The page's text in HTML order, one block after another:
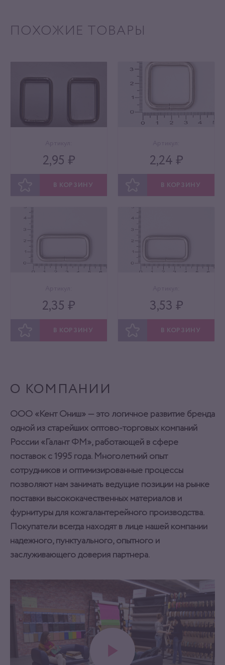
ПОХОЖИЕ ТОВАРЫ
2,95 ₽
В КОРЗИНУ
2,24 ₽
В КОРЗИНУ
2,35 ₽
В КОРЗИНУ
3,53 ₽
В КОРЗИНУ
О КОМПАНИИ
ООО «Кент Ониш» — это логичное развитие бренда
одной из старейших оптово-торговых компаний
России «Галант ФМ», работающей в сфере
поставок с 1995 года. Многолетний опыт
сотрудников и оптимизированные процессы
позволяют нам занимать ведущие позиции на рынке
поставки высококачественных материалов и
фурнитуры для кожгалантерейного производства.
Покупатели всегда находят в лице нашей компании
надежного, пунктуального, опытного и
заслуживающего доверия партнера.